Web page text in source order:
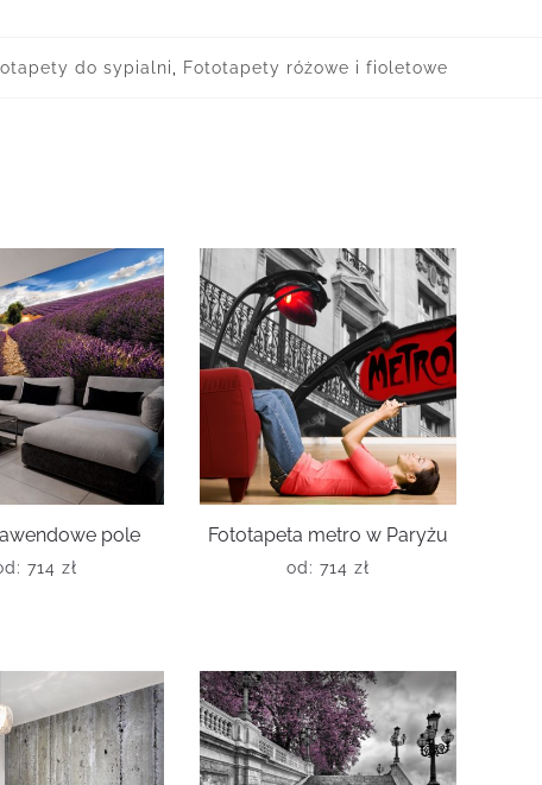
do sypialni, Fototapety różowe i fioletowe
pole
714 zł
Fototapeta metro w Paryżu
od: 714 zł